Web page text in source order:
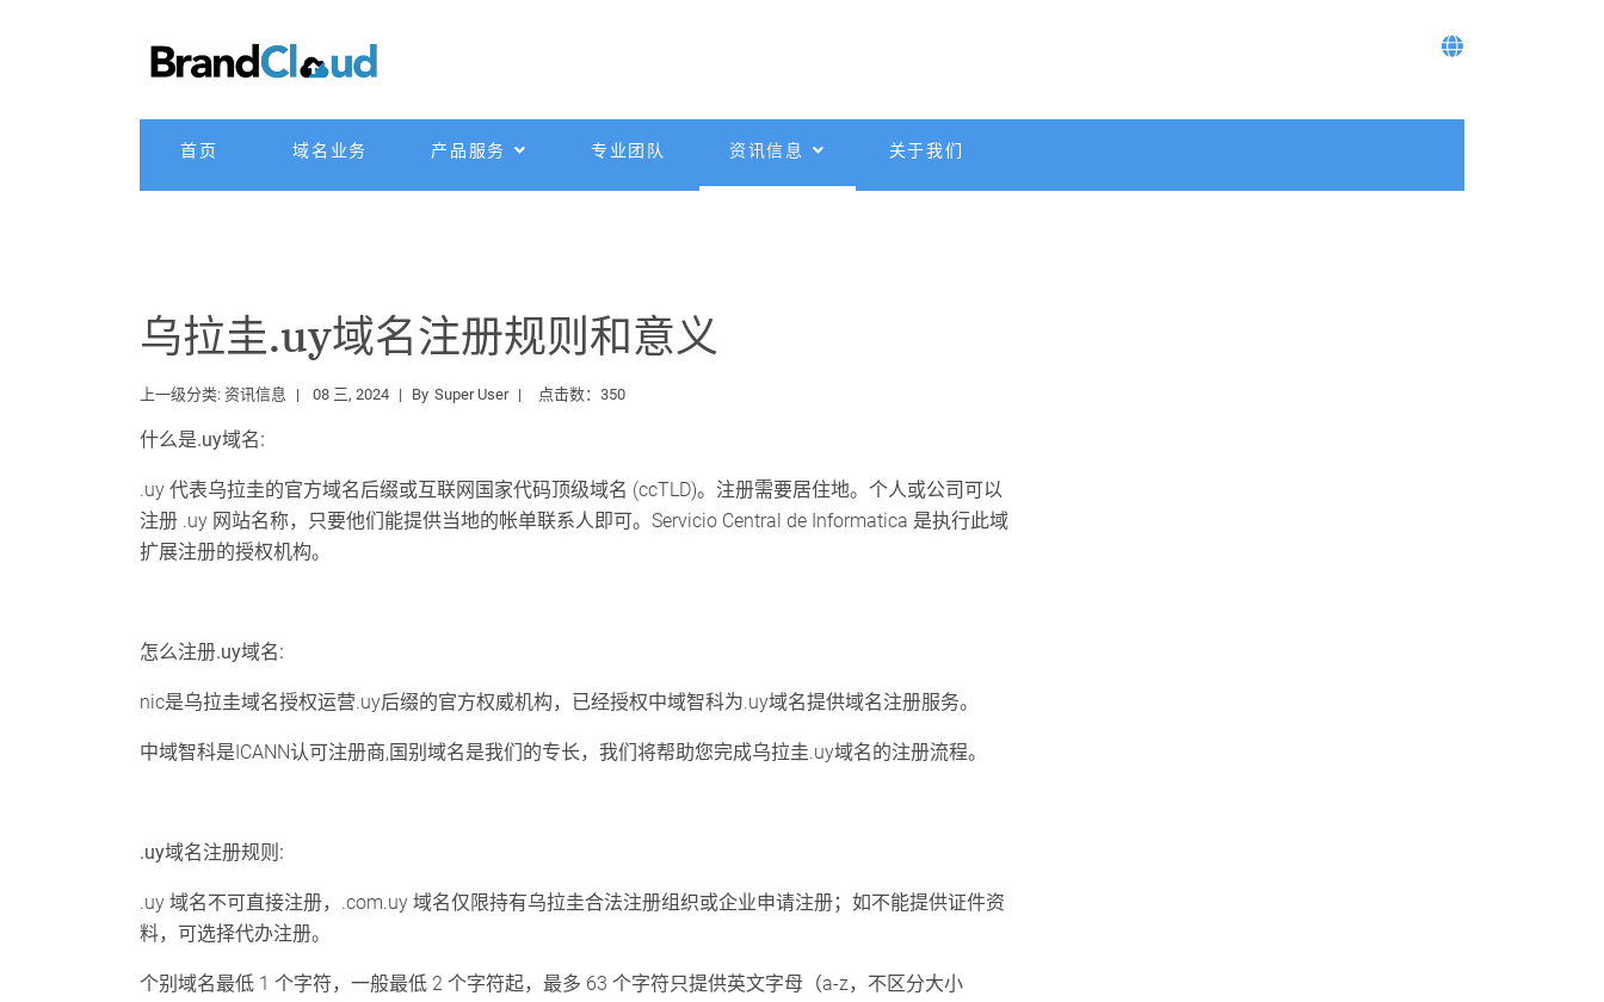
首页 域名业务 产品服务 专业团队 资讯信息 关于我们
乌拉圭.uy域名注册规则和意义
上一级分类: 资讯信息 08 三, 2024 By Super User 点击数：350
什么是.uy域名:
.uy 代表乌拉圭的官方域名后缀或互联网国家代码顶级域名 (ccTLD)。注册需要居住地。个人或公司可以
注册 .uy 网站名称，只要他们能提供当地的帐单联系人即可。Servicio Central de Informatica 是执行此域
扩展注册的授权机构。
怎么注册.uy域名:
nic是乌拉圭域名授权运营.uy后缀的官方权威机构，已经授权中域智科为.uy域名提供域名注册服务。
中域智科是ICANN认可注册商,国别域名是我们的专长，我们将帮助您完成乌拉圭.uy域名的注册流程。
.uy域名注册规则:
.uy 域名不可直接注册，.com.uy 域名仅限持有乌拉圭合法注册组织或企业申请注册；如不能提供证件资
料，可选择代办注册。
个别域名最低 1 个字符，一般最低 2 个字符起，最多 63 个字符只提供英文字母（a-z，不区分大小